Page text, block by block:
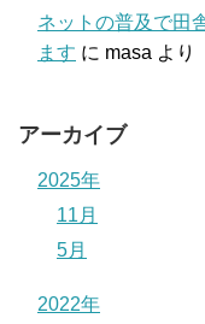
ネットの普及で田
ます に masa より
アーカイブ
2025年
11月
5月
2022年